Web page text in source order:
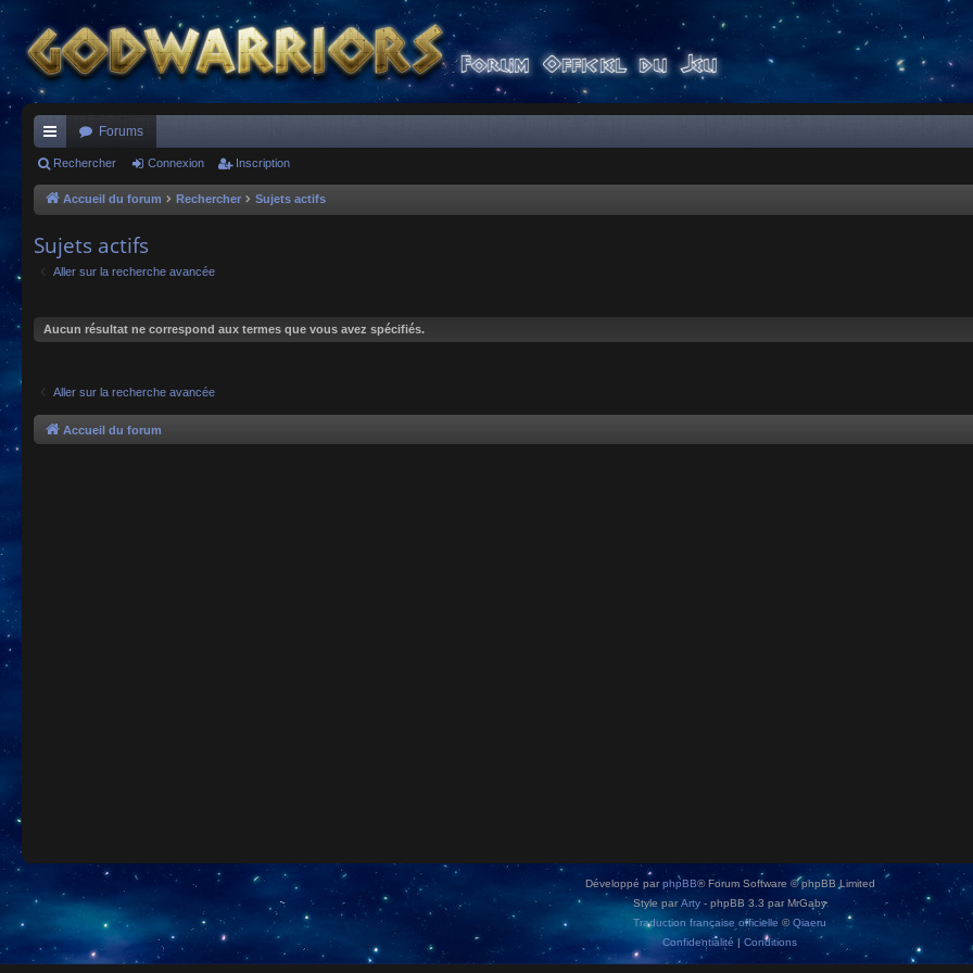
ac
co
Forums
Rechercher Connexion Inscription
Accueil du forum Rechercher Sujets actifs
Sujets actifs
Aller sur la recherche avancée
Aucun résultat ne correspond aux termes que vous avez spécifiés.
Aller sur la recherche avancée
Accueil du forum
Développé parphpBB® Forum Software © phpBB Limited
Style par Arty - phpBB 3.3 par MrGaby
Traduction française officielle ©Qiaeru
Confidentialité | Conditions